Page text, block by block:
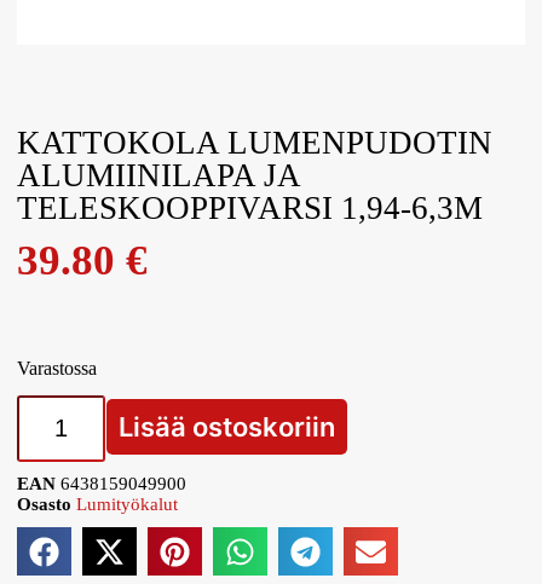
KATTOKOLA LUMENPUDOTIN
ALUMIINILAPA JA
TELESKOOPPIVARSI 1,94-6,3M
39.80€
Varastossa
Lisää ostoskoriin
EAN6438159049900
Osasto Lumityökalut